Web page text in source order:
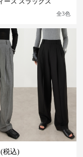
全3色
(税込)